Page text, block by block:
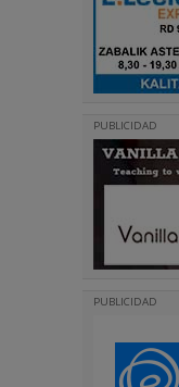
PUBLICIDAD
PUBLICIDAD